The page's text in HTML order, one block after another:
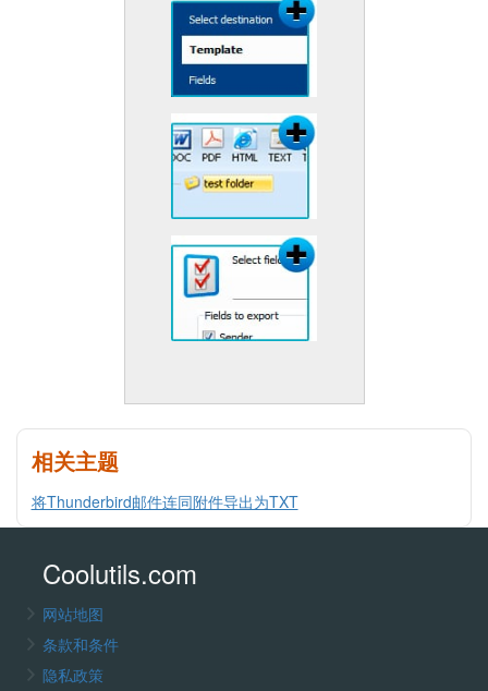
相关主题
将Thunderbird邮件连同附件导出为TXT
Coolutils.com
网站地图
条款和条件
隐私政策